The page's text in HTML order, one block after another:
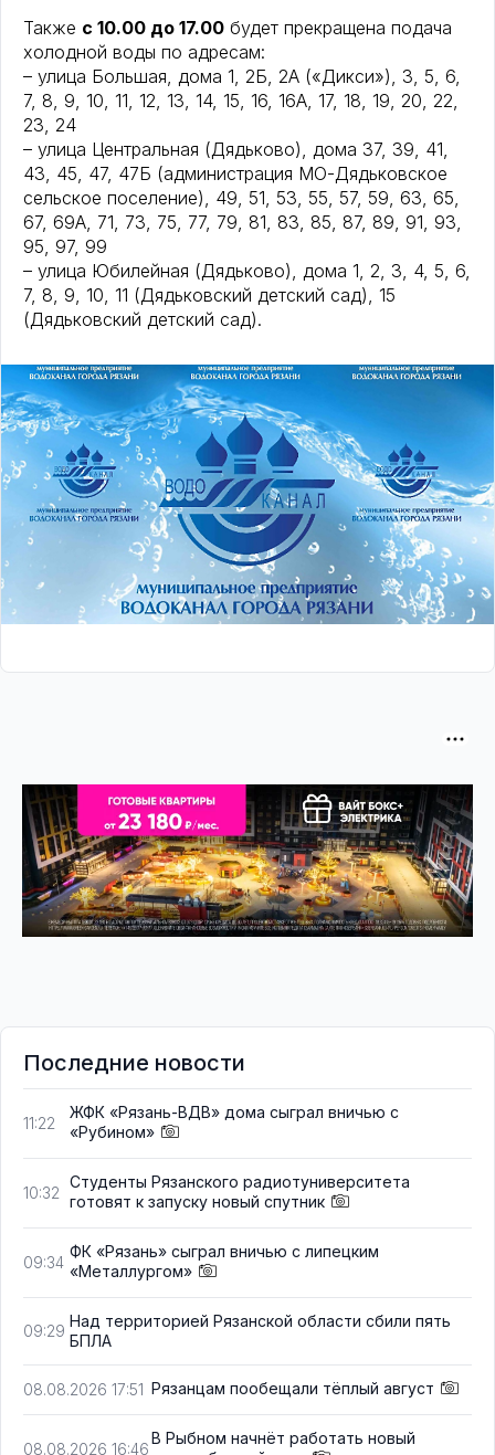
Также с 10.00 до 17.00 будет прекращена подача
холодной воды по адресам:
– улица Большая, дома 1, 2Б, 2А («Дикси»), 3, 5, 6,
7, 8, 9, 10, 11, 12, 13, 14, 15, 16, 16А, 17, 18, 19, 20, 22,
23, 24
– улица Центральная (Дядьково), дома 37, 39, 41,
43, 45, 47, 47Б (администрация МО-Дядьковское
сельское поселение), 49, 51, 53, 55, 57, 59, 63, 65,
67, 69А, 71, 73, 75, 77, 79, 81, 83, 85, 87, 89, 91, 93,
95, 97, 99
– улица Юбилейная (Дядьково), дома 1, 2, 3, 4, 5, 6,
7, 8, 9, 10, 11 (Дядьковский детский сад), 15
(Дядьковский детский сад).
Последние новости
11:22
ЖФК «Рязань-ВДВ» дома сыграл вничью с
«Рубином»
10:32
Студенты Рязанского радиотуниверситета
готовят к запуску новый спутник
09:34
ФК «Рязань» сыграл вничью с липецким
«Металлургом»
09:29
Над территорией Рязанской области сбили пять
БПЛА
08.08.2026 17:51 Рязанцам пообещали тёплый август
08.08.2026 16:46
В Рыбном начнёт работать новый